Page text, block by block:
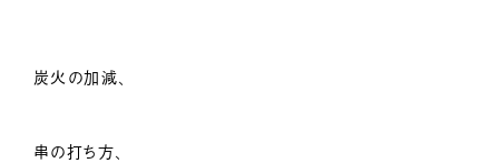
炭火の加減、
串の打ち方、